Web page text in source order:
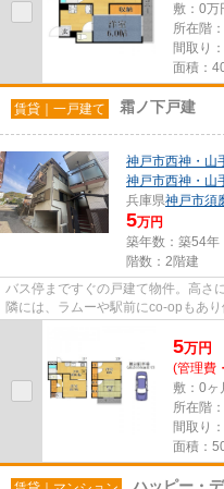
敷：0万
所在階
間取り
面積：
賃貸｜一戸建て 霜ノ下戸建
神戸市西神・山
神戸市西神・山
兵庫県神戸市須
5万円
築年数：築54年
階数：2階建
バス停まですぐの戸建て物件。高さ
隣には、ラムーや駅前にco-opもあ
5万円
(管理費
敷：0ヶ
所在階
間取り
面積：